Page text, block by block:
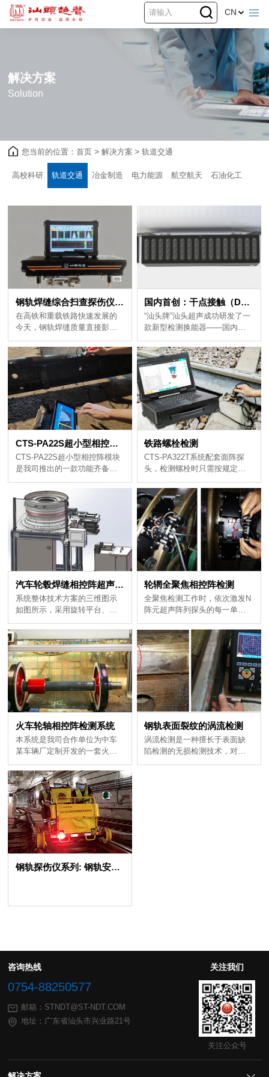
CN
解决方案
Solution
您当前的位置：首页 > 解决方案 > 轨道交通
高校科研 轨道交通 冶金制造 电力能源 航空航天 石油化工
钢轨焊缝综合扫查探伤仪：智能全面守护钢轨焊缝安全 国内首创：干点接触（DPC）矩形阵列换能器
力的技术支撑。
CTS-PA22S超小型相控阵模块之钢轨焊缝检测应用
选择......
铁路螺栓检测
息......
汽车轮毂焊缝相控阵超声检测
像......
轮辋全聚焦相控阵检测
检测......
火车轮轴相控阵检测系统
盖检测...
钢轨表面裂纹的涡流检测
钢轨探伤仪系列: 钢轨安全的“智能守护”者
咨询热线
0754-88250577
邮箱：STNDT@ST-NDT.COM
地址：广东省汕头市兴业路21号
关注我们
关注公众号